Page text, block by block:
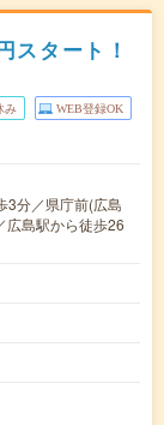
スタート！
み WEB登録OK
3分／県庁前(広島
広島駅から徒歩26